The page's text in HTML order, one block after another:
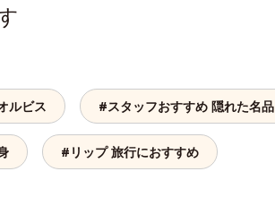
ルビス #スタッフおすすめ 隠れた名品
#リップ 旅行におすすめ